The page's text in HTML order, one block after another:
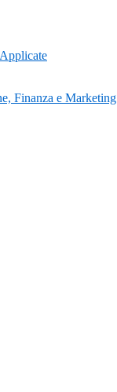
Finanza e Marketing